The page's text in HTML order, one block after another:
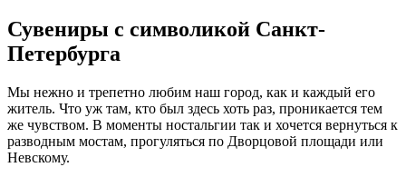
Сувениры с символикой Санкт-
Петербурга
Мы нежно и трепетно любим наш город, как и каждый его
житель. Что уж там, кто был здесь хоть раз, проникается тем
же чувством. В моменты ностальгии так и хочется вернуться к
разводным мостам, прогуляться по Дворцовой площади или
Невскому.